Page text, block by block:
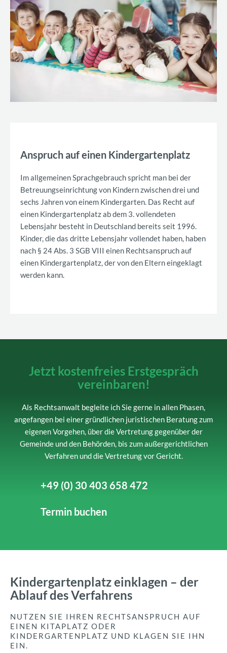
Anspruch auf einen Kindergartenplatz
Im allgemeinen Sprachgebrauch spricht man bei der
Betreuungseinrichtung von Kindern zwischen drei und
sechs Jahren von einem Kindergarten. Das Recht auf
einen Kindergartenplatz ab dem 3. vollendeten
Lebensjahr besteht in Deutschland bereits seit 1996.
Kinder, die das dritte Lebensjahr vollendet haben, haben
nach § 24 Abs. 3 SGB VIII einen Rechtsanspruch auf
einen Kindergartenplatz, der von den Eltern eingeklagt
werden kann.
Jetzt kostenfreies Erstgespräch
vereinbaren!
Als Rechtsanwalt begleite ich Sie gerne in allen Phasen,
angefangen bei einer gründlichen juristischen Beratung zum
eigenen Vorgehen, über die Vertretung gegenüber der
Gemeinde und den Behörden, bis zum außergerichtlichen
Verfahren und die Vertretung vor Gericht.
+49 (0) 30 403 658 472
Termin buchen
Kindergartenplatz einklagen – der
Ablauf des Verfahrens
NUTZEN SIE IHREN RECHTSANSPRUCH AUF
EINEN KITAPLATZ ODER
KINDERGARTENPLATZ UND KLAGEN SIE IHN
EIN.